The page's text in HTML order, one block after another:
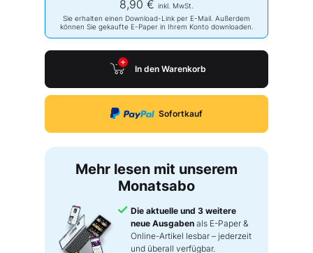
8,90 € inkl. MwSt.
Sie erhalten einen Download-Link per E-Mail. Außerdem
können Sie gekaufte E-Paper in Ihrem Konto downloaden.
In den Warenkorb
Sofortkauf
Mehr lesen mit unserem
Monatsabo
Die aktuelle und 3 weitere
neue Ausgaben als E-Paper &
Online-Artikel lesbar – jederzeit
und überall verfügbar.